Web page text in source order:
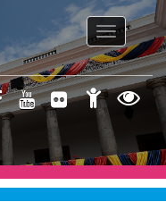
Toggle